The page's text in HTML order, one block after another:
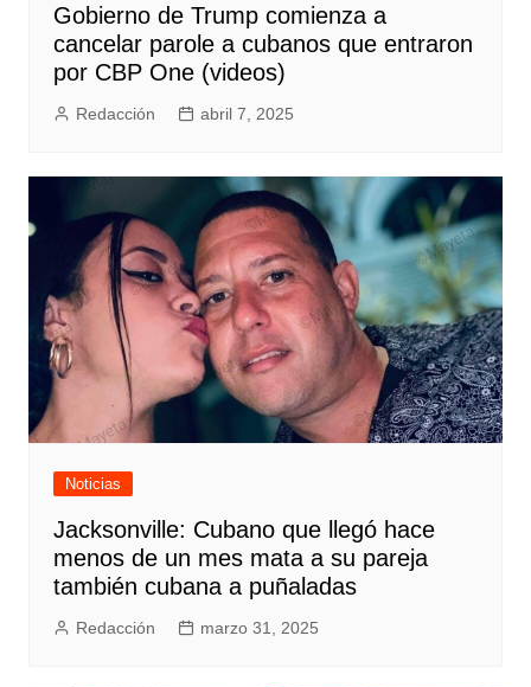
Gobierno de Trump comienza a
cancelar parole a cubanos que entraron
por CBP One (videos)
Redacción abril 7, 2025
Noticias
Jacksonville: Cubano que llegó hace
menos de un mes mata a su pareja
también cubana a puñaladas
Redacción marzo 31, 2025